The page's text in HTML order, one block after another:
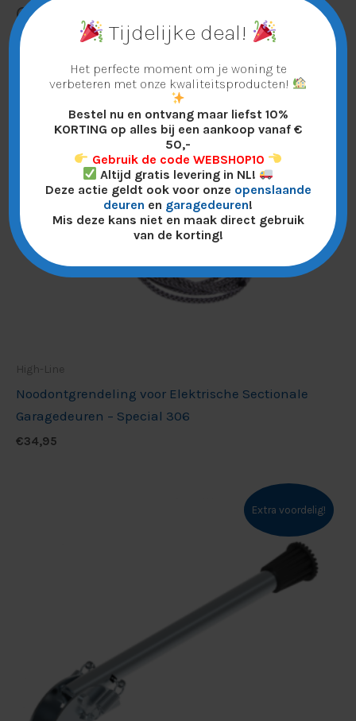
Gerelateerde producten
High-Line
Noodontgrendeling voor Elektrische Sectionale
Garagedeuren – Special 306
€34,95
Extra voordelig!
Tijdelijke deal!
Het perfecte moment om je woning te
verbeteren met onze kwaliteitsproducten!
Bestel nu en ontvang maar liefst 10%
KORTING op alles bij een aankoop vanaf €
50,-
Gebruik de code WEBSHOP10
Altijd gratis levering in NL!
Deze actie geldt ook voor onze openslaande
deuren en garagedeuren!
Mis deze kans niet en maak direct gebruik
van de korting!